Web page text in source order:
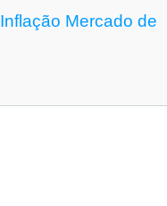
Inflação Mercado de